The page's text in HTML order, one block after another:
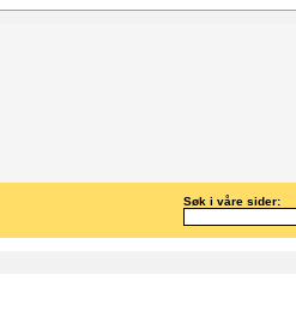
Søk i våre sider: